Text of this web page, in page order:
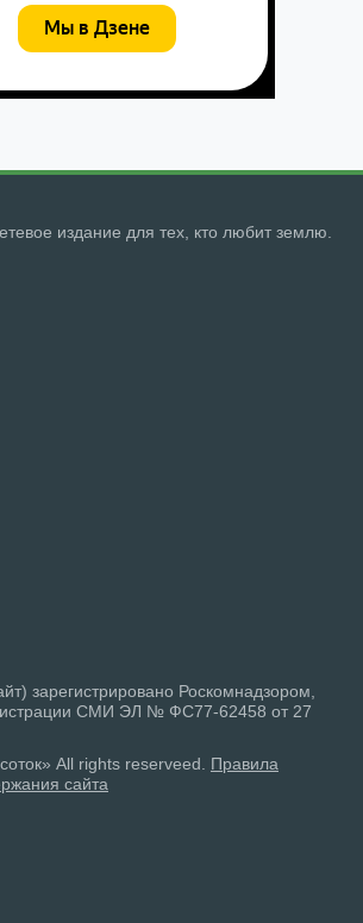
издание для тех, кто любит землю.
зарегистрировано Роскомнадзором,
СМИ ЭЛ № ФС77-62458 от 27
All rights reserveed. Правила
сайта